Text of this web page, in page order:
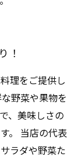
！
理をご提供し
野菜や果物を
、美味しさの
。 当店の代表
ラダや野菜た